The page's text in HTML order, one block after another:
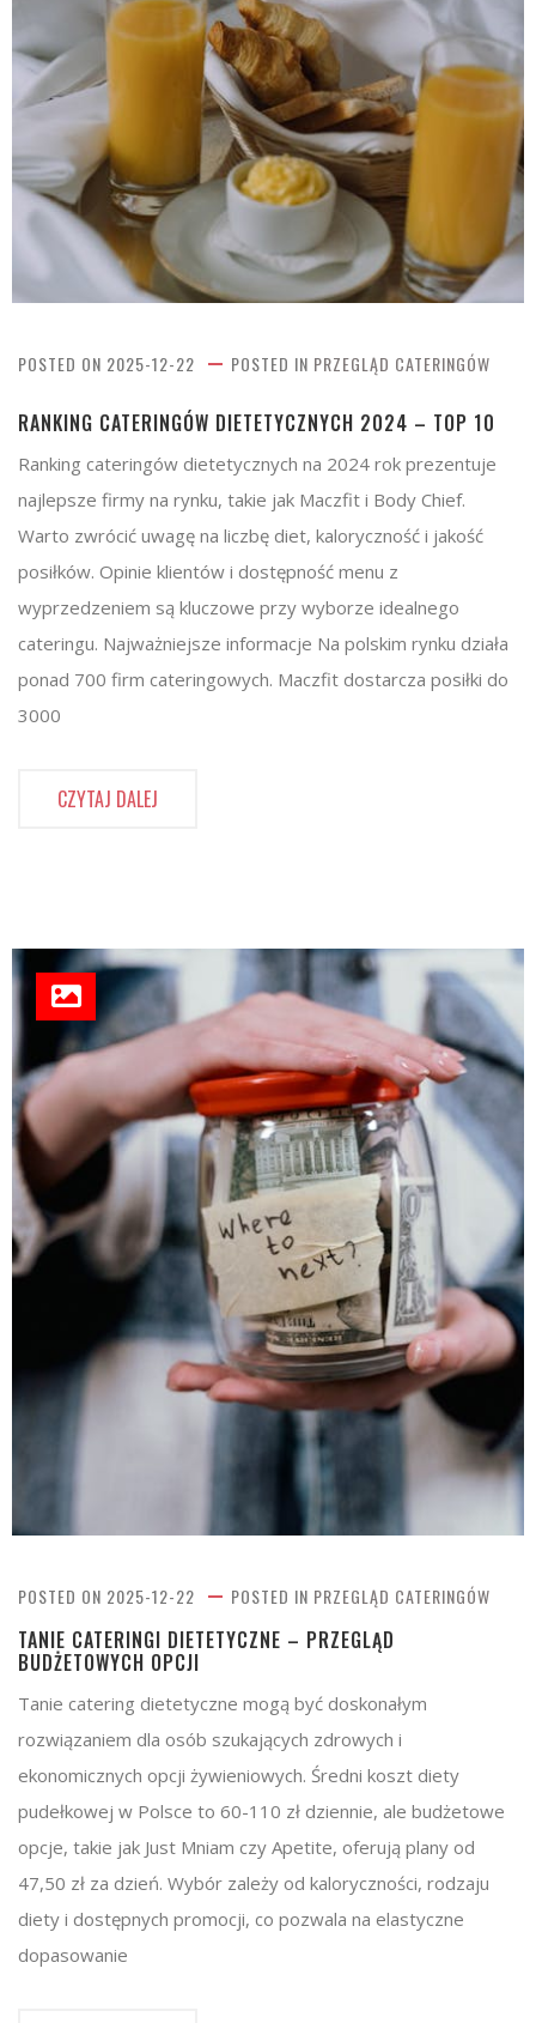
POSTED ON 2025-12-22 POSTED IN PRZEGLĄD CATERINGÓW
RANKING CATERINGÓW DIETETYCZNYCH 2024 – TOP 10
Ranking cateringów dietetycznych na 2024 rok prezentuje
najlepsze firmy na rynku, takie jak Maczfit i Body Chief.
Warto zwrócić uwagę na liczbę diet, kaloryczność i jakość
posiłków. Opinie klientów i dostępność menu z
wyprzedzeniem są kluczowe przy wyborze idealnego
cateringu. Najważniejsze informacje Na polskim rynku działa
ponad 700 firm cateringowych. Maczfit dostarcza posiłki do
3000
CZYTAJ DALEJ
POSTED ON 2025-12-22 POSTED IN PRZEGLĄD CATERINGÓW
TANIE CATERINGI DIETETYCZNE – PRZEGLĄD
BUDŻETOWYCH OPCJI
Tanie catering dietetyczne mogą być doskonałym
rozwiązaniem dla osób szukających zdrowych i
ekonomicznych opcji żywieniowych. Średni koszt diety
pudełkowej w Polsce to 60-110 zł dziennie, ale budżetowe
opcje, takie jak Just Mniam czy Apetite, oferują plany od
47,50 zł za dzień. Wybór zależy od kaloryczności, rodzaju
diety i dostępnych promocji, co pozwala na elastyczne
dopasowanie